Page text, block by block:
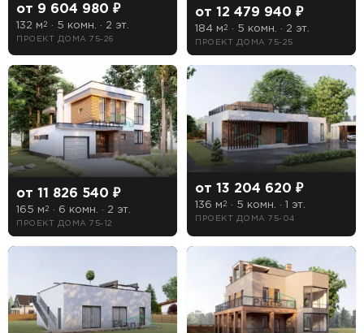
от 9 604 980 ₽
132 м2 · 5 комн. · 2 эт.
ПРОЕКТ ДОМА 75-26
от 12 479 940 ₽
184 м2 · 5 комн. · 2 эт.
ПРОЕКТ ДОМА 75-25
от 11 826 540 ₽
165 м2 · 6 комн. · 2 эт.
ПРОЕКТ ДОМА 75-12
от 13 204 620 ₽
136 м2 · 5 комн. · 1 эт.
ПРОЕКТ ДОМА 75-04
ПОИСК
УЗНАТЬ ТОЧНУЮ СТОИМОСТЬ
СТРОИТЕЛЬСТВА
Предпочтительный способ связи:
Звонок
Telegram MAX
Даюсогласие на обработку персональных данныхи